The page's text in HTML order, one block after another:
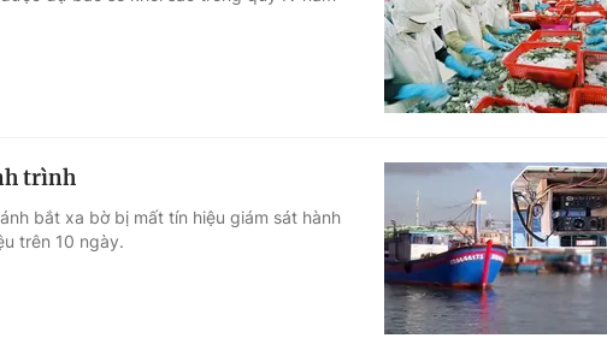
trình
bắt xa bờ bị mất tín hiệu giám sát hành
trên 10 ngày.